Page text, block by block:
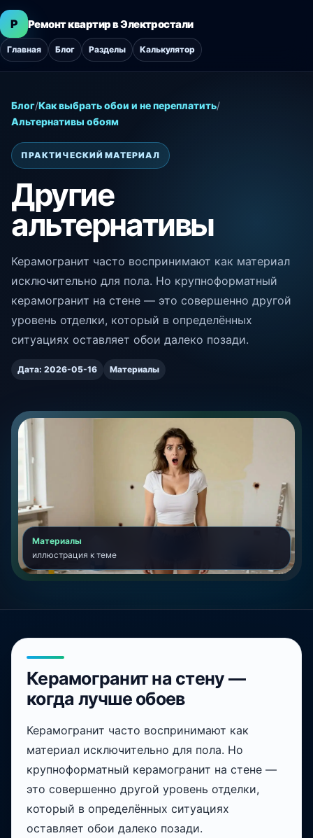
Р Ремонт квартир в Электростали
Главная Блог Разделы Калькулятор
Блог/Как выбрать обои и не переплатить/
Альтернативы обоям
ПРАКТИЧЕСКИЙ МАТЕРИАЛ
Другие
альтернативы
Керамогранит часто воспринимают как материал
исключительно для пола. Но крупноформатный
керамогранит на стене — это совершенно другой
уровень отделки, который в определённых
ситуациях оставляет обои далеко позади.
Дата: 2026-05-16 Материалы
Материалы
иллюстрация к теме
Керамогранит на стену —
когда лучше обоев
Керамогранит часто воспринимают как
материал исключительно для пола. Но
крупноформатный керамогранит на стене —
это совершенно другой уровень отделки,
который в определённых ситуациях
оставляет обои далеко позади.